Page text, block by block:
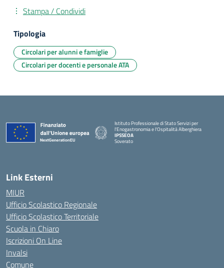
Stampa / Condividi
Tipologia
Circolari per alunni e famiglie
Circolari per docenti e personale ATA
Istituto Professionale di Stato Servizi per
l'Enogastronomia e l'Ospitalità Alberghiera
IPSSEOA
Soverato
Link Esterni
MIUR
Ufficio Scolastico Regionale
Ufficio Scolastico Territoriale
Scuola in Chiaro
Iscrizioni On Line
Invalsi
Comune